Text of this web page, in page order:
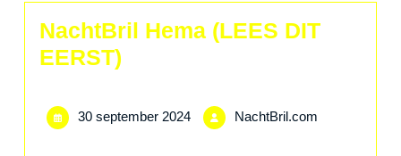
NachtBril Hema (LEES DIT
EERST)
30 september 2024 30
september
NachtBril.com